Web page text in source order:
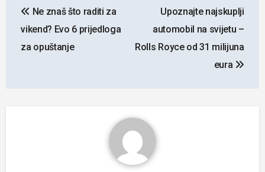
objava
Ne znaš što raditi za
vikend? Evo 6 prijedloga
za opuštanje
Upoznajte najskuplji
automobil na svijetu –
Rolls Royce od 31 milijuna
eura